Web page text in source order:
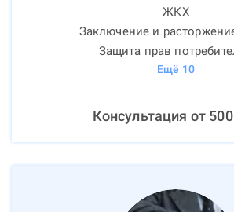
ЖКХ
Заключение и
Защита прав
Ещё 10
Консультация от 500